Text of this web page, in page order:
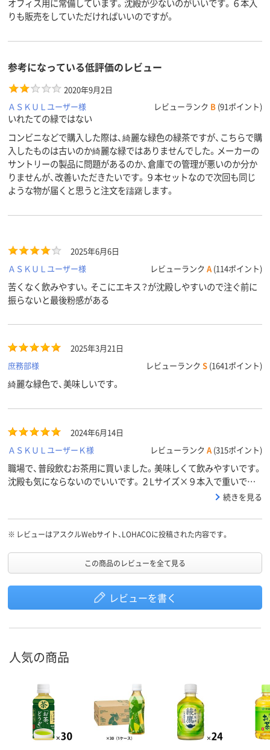
オフィス用に常備しています。沈殿が少ないのがいいです。６本入
りも販売をしていただければいいのですが。
参考になっている低評価のレビュー
2020年9月2日
ＡＳＫＵＬユーザー様
レビューランク B (91ポイント)
いれたての緑ではない
コンビニなどで購入した際は、綺麗な緑色の緑茶ですが、こちらで購
入したものは古いのか綺麗な緑ではありませんでした。メーカーの
サントリーの製品に問題があるのか、倉庫での管理が悪いのか分か
りませんが、改善いただきたいです。９本セットなので次回も同じ
ような物が届くと思うと注文を躊躇します。
2025年6月6日
ＡＳＫＵＬユーザー様
レビューランク A (114ポイント)
苦くなく飲みやすい。そこにエキス？が沈殿しやすいので注ぐ前に
振らないと最後粉感がある
2025年3月21日
庶務部様
レビューランク S (1641ポイント)
綺麗な緑色で、美味しいです。
2024年6月14日
ＡＳＫＵＬユーザーＫ様
レビューランク A (315ポイント)
職場で、普段飲むお茶用に買いました。美味しくて飲みやすいです。
沈殿も気にならないのでいいです。２Lサイズ×９本入で重いです
が、箱もしっかりしているので、運びやすくていいです。ペットボト
続きを見る
※ レビューはアスクルWebサイト、LOHACOに投稿された内容です。
この商品のレビューを全て見る
レビューを書く
人気の商品